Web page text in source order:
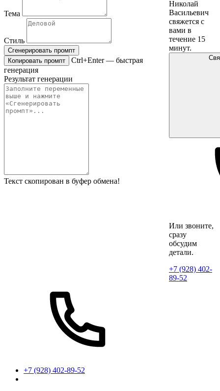
Тема
Стиль
Сгенерировать промпт
Копировать промпт
Ctrl+Enter — быстрая
генерация
Результат генерации
Текст скопирован в буфер обмена!
Николай
Васильевич
свяжется с
вами в
течение 15
минут.
Или звоните,
сразу
обсудим
детали.
+7 (928) 402-
89-52
+7 (928) 402-89-52